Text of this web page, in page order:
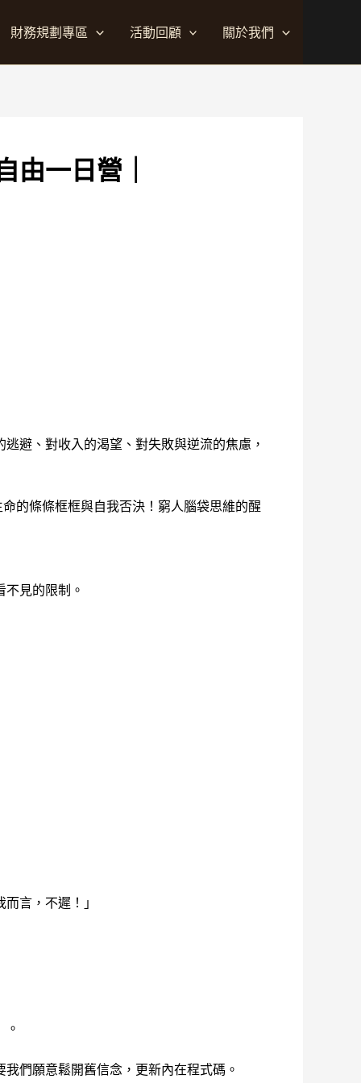
財務規劃專區 活動回顧 關於我們
一日營｜
避、對收入的渴望、對失敗與逆流的焦慮，
的條條框框與自我否決！窮人腦袋思維的醒
見的限制。
言，不遲！」
們願意鬆開舊信念，更新內在程式碼。